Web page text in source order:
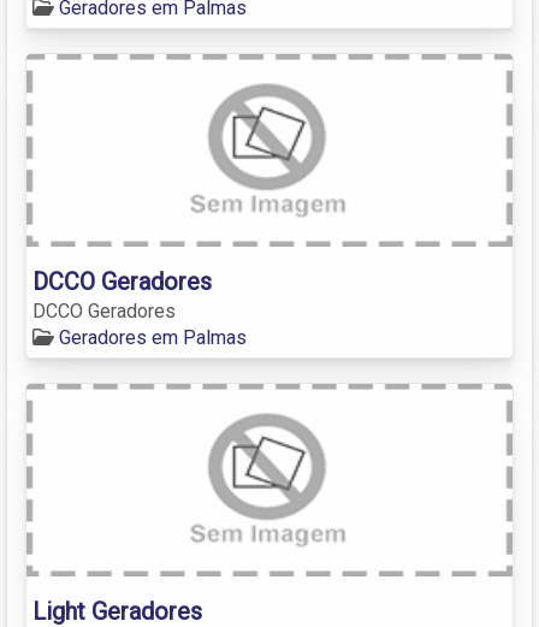
Geradores em Palmas
DCCO Geradores
DCCO Geradores
Geradores em Palmas
Light Geradores